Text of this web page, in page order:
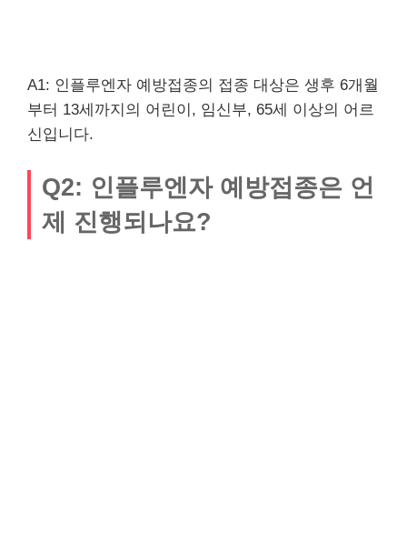
A1: 인플루엔자 예방접종의 접종 대상은 생후 6개월
부터 13세까지의 어린이, 임신부, 65세 이상의 어르
신입니다.
Q2: 인플루엔자 예방접종은 언
제 진행되나요?